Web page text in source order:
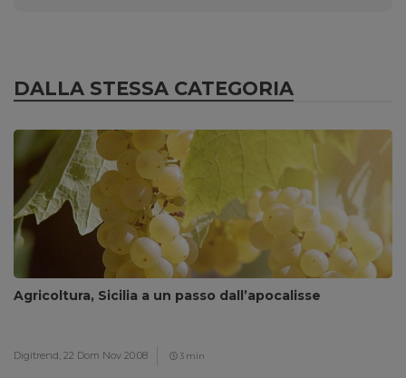
DALLA STESSA CATEGORIA
Agricoltura, Sicilia a un passo dall’apocalisse
Digitrend, 22 Dom Nov 20:08 3 min